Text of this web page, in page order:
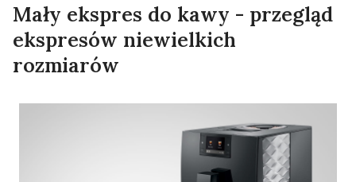
Mały ekspres do kawy - przegląd
ekspresów niewielkich
rozmiarów